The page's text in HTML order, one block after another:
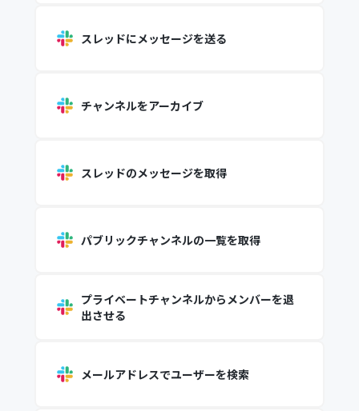
スレッドにメッセージを送る
チャンネルをアーカイブ
スレッドのメッセージを取得
パブリックチャンネルの一覧を取得
プライベートチャンネルからメンバーを退
出させる
メールアドレスでユーザーを検索